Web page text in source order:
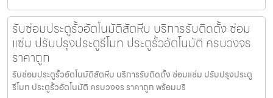
รับซ่อมประตูรั้วอัตโนมัติสัตหีบ บริการรับติดตั้ง ซ่อม
แซ่ม ปรับปรุงประตูรีโมท ประตูรั้วอัตโนมัติ ครบวงจร
ราคาถูก
รับซ่อมประตูรั้วอัตโนมัติสัตหีบ บริการรับติดตั้ง ซ่อมแซ่ม ปรับปรุงประตู
รีโมท ประตูรั้วอัตโนมัติ ครบวงจร ราคาถูก พร้อมบริ